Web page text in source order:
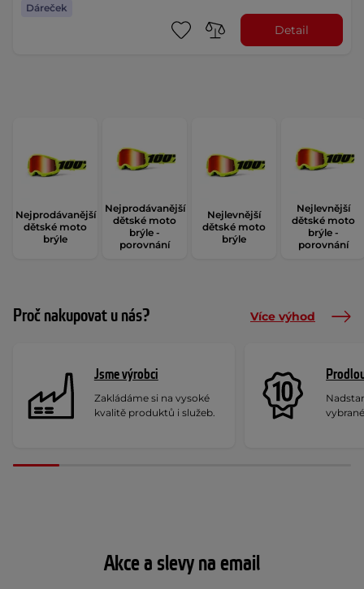
Dáreček
Detail
Nejprodávanější
dětské moto
brýle
Nejprodávanější
dětské moto
brýle -
porovnání
Nejlevnější
dětské moto
brýle
Nejlevnější
dětské moto
brýle -
porovnání
Proč nakupovat u nás? Více výhod
Jsme výrobci
Zakládáme si na vysoké
kvalitě produktů i služeb.
Akce a slevy na email